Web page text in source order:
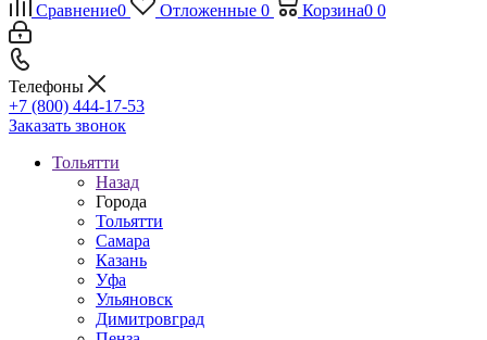
Сравнение0 Отложенные 0 Корзина0 0
Телефоны
+7 (800) 444-17-53
Заказать звонок
Тольятти
Назад
Города
Тольятти
Самара
Казань
Уфа
Ульяновск
Димитровград